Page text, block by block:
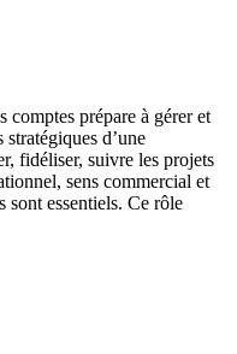
comptes prépare à gérer et
d’une
fidéliser, suivre les projets
sens commercial et
sont essentiels. Ce rôle